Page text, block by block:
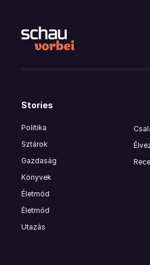
Stories
Politika
Sztárok
Gazdaság
Könyvek
Életmód
Életmód
Utazás